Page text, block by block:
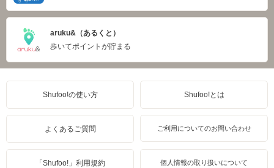
aruku&（あるくと）
歩いてポイントが貯まる
Shufoo!の使い方 Shufoo!とは
よくあるご質問 ご利用についてのお問い合わせ
「Shufoo!」利用規約 個人情報の取り扱いについて